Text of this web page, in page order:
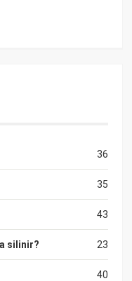
36
35
43
23
silinir?
40